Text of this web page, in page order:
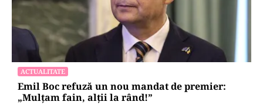
ACTUALITATE
Emil Boc refuză un nou mandat de premier:
„Mulțam fain, alții la rând!”